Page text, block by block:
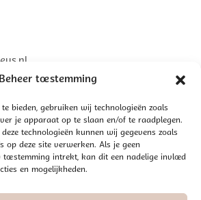
Beheer toestemming
bieden, gebruiken wij technologieën zoals
je apparaat op te slaan en/of te raadplegen.
technologieën kunnen wij gegevens zoals
op deze site verwerken. Als je geen
intrekt, kan dit een nadelige invloed
en mogelijkheden.
| GEREALISEERD DOORINTERLY
VOORWAARDEN